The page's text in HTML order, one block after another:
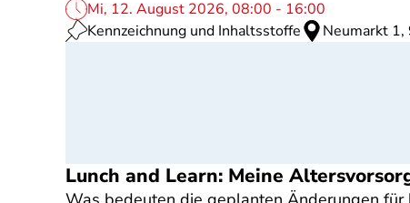
Mi, 12. August 2026, 08:00 - 16:00
Kennzeichnung und Inhaltsstoffe
Neumarkt 1,
Lunch and Learn: Meine